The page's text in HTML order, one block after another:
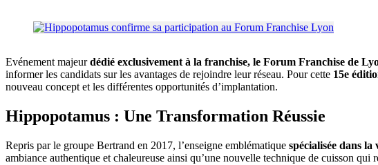
Evénement majeurdédié exclusivement à la franchise, le Forum Franchise de
informer les candidats sur les avantages de rejoindre leur réseau. Pour cette 15e
nouveau concept et les différentes opportunités d’implantation.
Hippopotamus : Une Transformation Réussie
Repris par le groupe Bertrand en 2017, l’enseigne emblématique spécialisée dans
ambiance authentique et chaleureuse ainsi qu’une nouvelle technique de cuisson qui